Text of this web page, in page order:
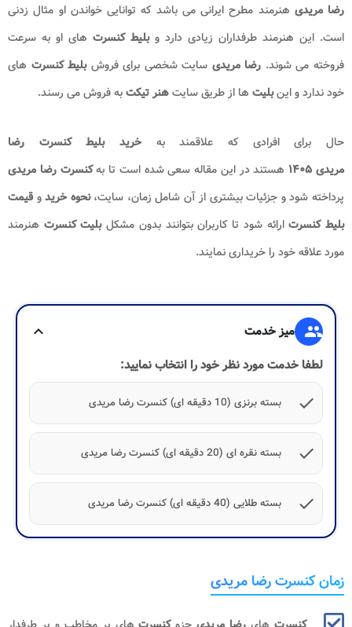
رضا مریدی هنرمند مطرح ایرانی می باشد که توانایی خواندن او مثال زدنی
است. این هنرمند طرفداران زیادی دارد وبلیط کنسرت های او به سرعت
فروخته می شوند. رضا مریدی سایت شخصی برای فروشبلیط کنسرت های
خود ندارد و اینبلیت ها از طریق سایتهنر تیکتبه فروش می رسند.
حال برای افرادی که علاقمند بهخرید بلیط کنسرت رضا
مریدی ۱۴۰۵
هستند در این مقاله سعی شده است تا بهکنسرت رضا مریدی
پرداخته شود و جزئیات بیشتری از آن شامل زمان، سایت،نحوه خریدوقیمت
بلیط کنسرتارائه شود تا کاربران بتوانند بدون مشکلبلیت کنسرت هنرمند
مورد علاقه خود را خریداری نمایند.
group میز خدمت
expand_more
لطفا خدمت مورد نظر خود را انتخاب نمایید:
check
بسته برنزی (10 دقیقه ای) کنسرت رضا مریدی
check بسته نقره ای (20 دقیقه ای) کنسرت رضا مریدی
check بسته طلایی (40 دقیقه ای) کنسرت رضا مریدی
زمان کنسرت رضا مریدی